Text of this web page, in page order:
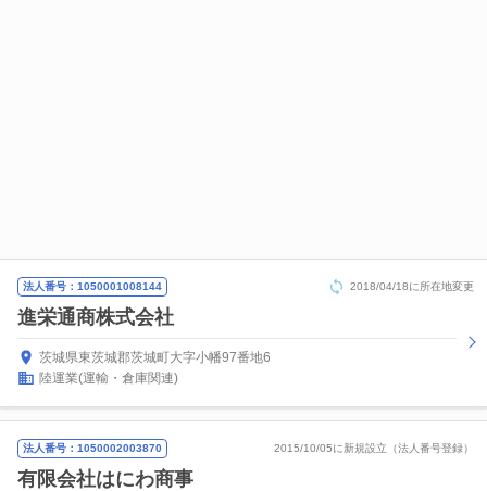
法人番号：1050001008144 2018/04/18に所在地変更
進栄通商株式会社
茨城県東茨城郡茨城町大字小幡97番地6
陸運業(運輸・倉庫関連)
法人番号：1050002003870 2015/10/05に新規設立（法人番号登録）
有限会社はにわ商事